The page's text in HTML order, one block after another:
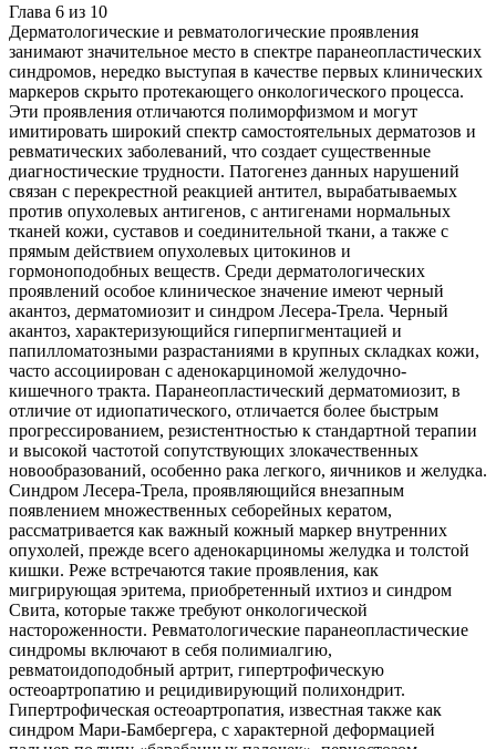
Глава 6 из 10
Дерматологические и ревматологические проявления
занимают значительное место в спектре паранеопластических
синдромов, нередко выступая в качестве первых клинических
маркеров скрыто протекающего онкологического процесса.
Эти проявления отличаются полиморфизмом и могут
имитировать широкий спектр самостоятельных дерматозов и
ревматических заболеваний, что создает существенные
диагностические трудности. Патогенез данных нарушений
связан с перекрестной реакцией антител, вырабатываемых
против опухолевых антигенов, с антигенами нормальных
тканей кожи, суставов и соединительной ткани, а также с
прямым действием опухолевых цитокинов и
гормоноподобных веществ. Среди дерматологических
проявлений особое клиническое значение имеют черный
акантоз, дерматомиозит и синдром Лесера-Трела. Черный
акантоз, характеризующийся гиперпигментацией и
папилломатозными разрастаниями в крупных складках кожи,
часто ассоциирован с аденокарциномой желудочно-
кишечного тракта. Паранеопластический дерматомиозит, в
отличие от идиопатического, отличается более быстрым
прогрессированием, резистентностью к стандартной терапии
и высокой частотой сопутствующих злокачественных
новообразований, особенно рака легкого, яичников и желудка.
Синдром Лесера-Трела, проявляющийся внезапным
появлением множественных себорейных кератом,
рассматривается как важный кожный маркер внутренних
опухолей, прежде всего аденокарциномы желудка и толстой
кишки. Реже встречаются такие проявления, как
мигрирующая эритема, приобретенный ихтиоз и синдром
Свита, которые также требуют онкологической
настороженности. Ревматологические паранеопластические
синдромы включают в себя полимиалгию,
ревматоидоподобный артрит, гипертрофическую
остеоартропатию и рецидивирующий полихондрит.
Гипертрофическая остеоартропатия, известная также как
синдром Мари-Бамбергера, с характерной деформацией